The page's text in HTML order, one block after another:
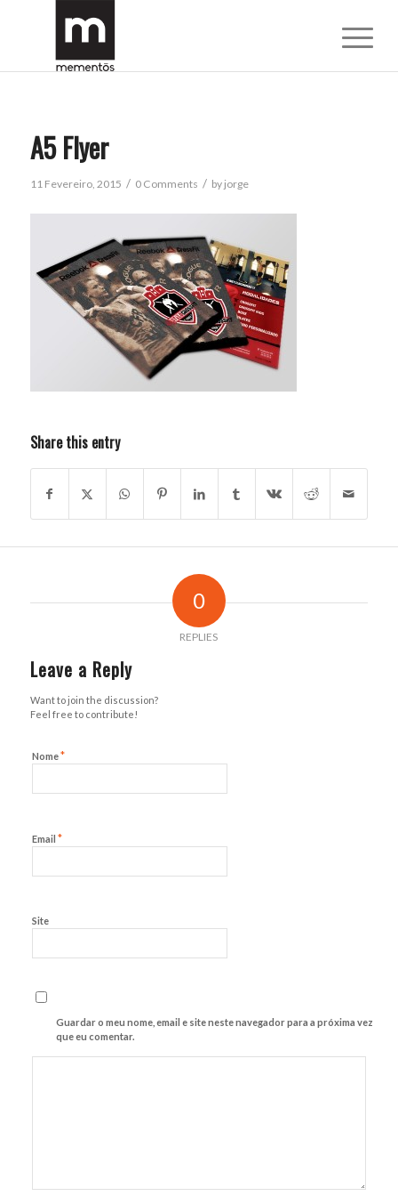
A5 Flyer
11 Fevereiro, 2015 / 0 Comments / by jorge
Share this entry
0
REPLIES
Leave a Reply
Want to join the discussion?
Feel free to contribute!
Nome*
Email *
Site
Guardar o meu nome, email e site neste navegador para a próxima vez
que eu comentar.